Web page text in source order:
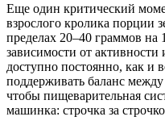
Еще один критический
взрослого кролика порции
пределах 20–40 граммов на
зависимости от
доступно постоянно, как и
поддерживать баланс
чтобы пищеварительная
машинка: строчка за